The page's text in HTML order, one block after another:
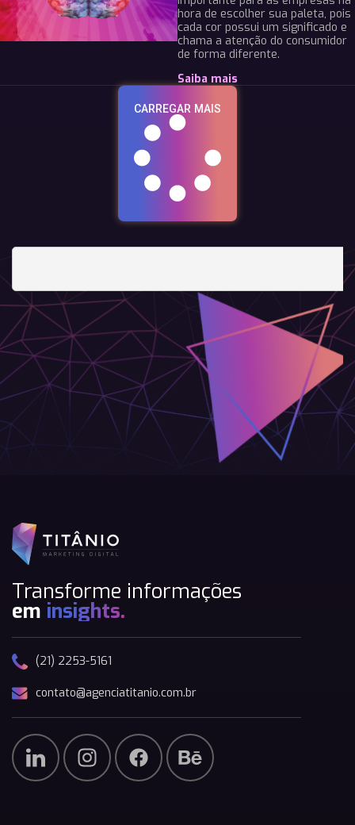
hora de escolher sua paleta, pois
cada cor possui um significado e
chama a atenção do consumidor
de forma diferente.
Saiba mais
CARREGAR MAIS
Transforme informações
em insights.
(21) 2253-5161
contato@agenciatitanio.com.br